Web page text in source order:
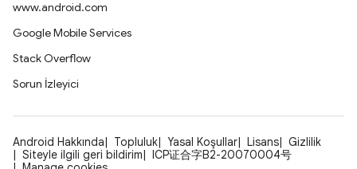
www.android.com
Google Mobile Services
Stack Overflow
Sorun İzleyici
Android Hakkında Topluluk Yasal Koşullar Lisans
Gizlilik
Siteyle ilgili geri bildirim
ICP证合字B2-20070004号